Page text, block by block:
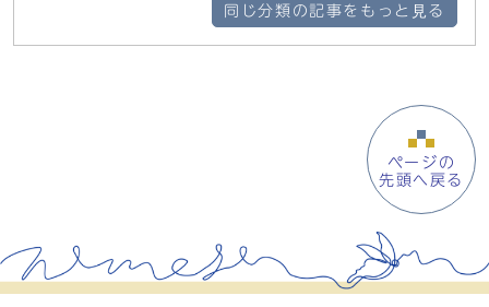
同じ分類の記事をもっと見る
ページの
先頭へ戻る